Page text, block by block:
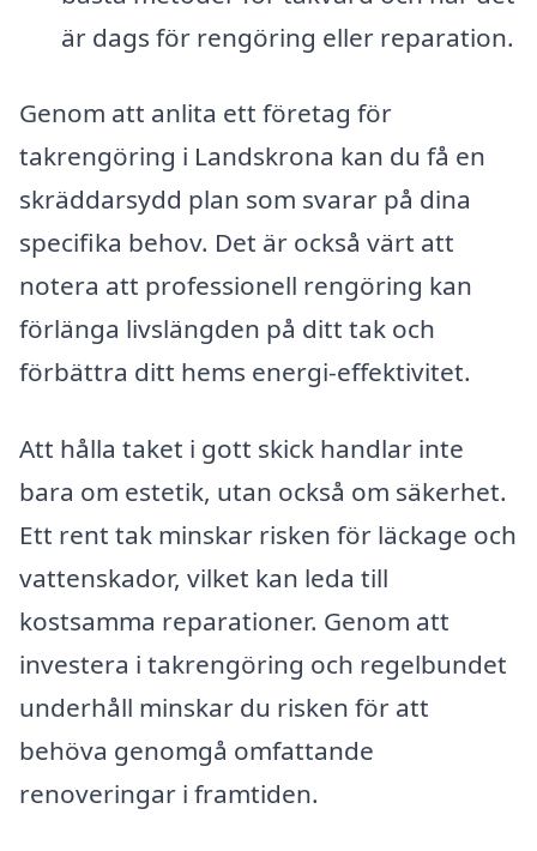
är dags för rengöring eller reparation.
Genom att anlita ett företag för
takrengöring i Landskrona kan du få en
skräddarsydd plan som svarar på dina
specifika behov. Det är också värt att
notera att professionell rengöring kan
förlänga livslängden på ditt tak och
förbättra ditt hems energi-effektivitet.
Att hålla taket i gott skick handlar inte
bara om estetik, utan också om säkerhet.
Ett rent tak minskar risken för läckage och
vattenskador, vilket kan leda till
kostsamma reparationer. Genom att
investera i takrengöring och regelbundet
underhåll minskar du risken för att
behöva genomgå omfattande
renoveringar i framtiden.